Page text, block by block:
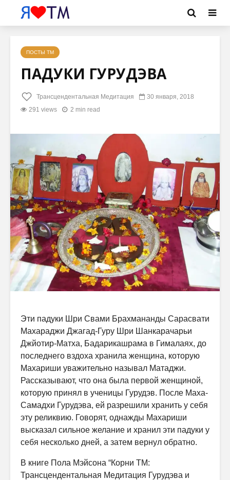
ПОСТЫ ТМ
ПАДУКИ ГУРУДЭВА
Трансцендентальная Медитация
30 января, 2018
291 views
2 min read
Эти падуки Шри Свами Брахмананды Сарасвати
Махараджи Джагад-Гуру Шри Шанкарачарьи
Джйотир-Матха, Бадарикашрама в Гималаях, до
последнего вздоха хранила женщина, которую
Махариши уважительно называл Матаджи.
Рассказывают, что она была первой женщиной,
которую принял в ученицы Гурудэв. После Маха-
Самадхи Гурудэва, ей разрешили хранить у себя
эту реликвию. Говорят, однажды Махариши
высказал сильное желание и хранил эти падуки у
себя несколько дней, а затем вернул обратно.
В книге Пола Мэйсона “Корни ТМ:
Трансцендентальная Медитация Гурудэва и